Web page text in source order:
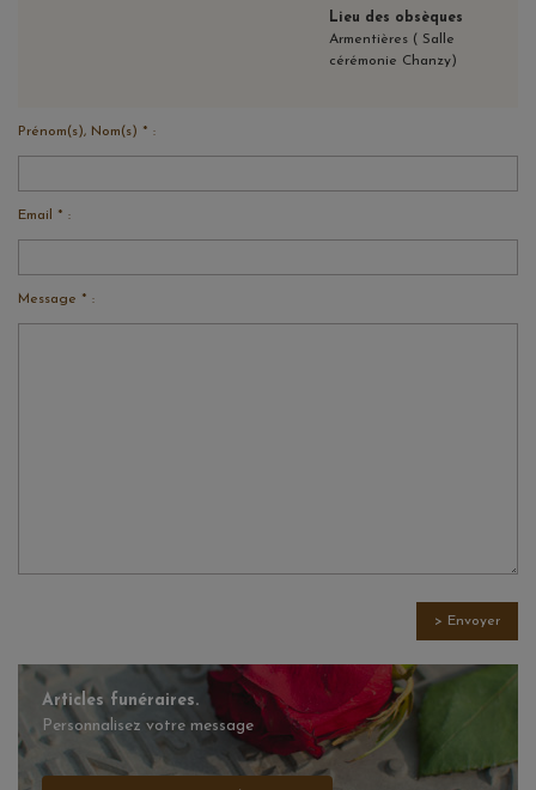
Lieu des obsèques
Armentières ( Salle
cérémonie Chanzy)
Prénom(s), Nom(s) * :
Email * :
Message * :
> Envoyer
Articles funéraires.
Personnalisez votre message